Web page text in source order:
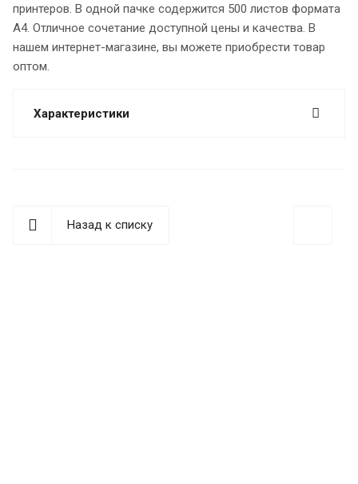
принтеров. В одной пачке содержится 500 листов формата
А4. Отличное сочетание доступной цены и качества. В
нашем интернет-магазине, вы можете приобрести товар
оптом.
Характеристики
Назад к списку